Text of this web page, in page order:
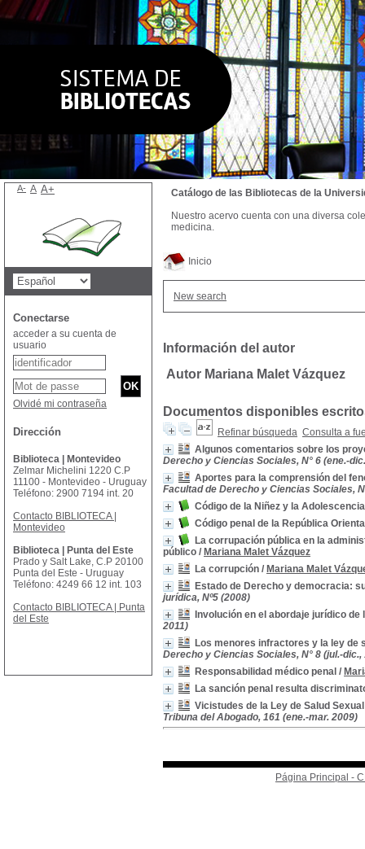
Inicio
New search
Información del autor
Autor Mariana Malet Vázquez
Documentos disponibles
Refinar búsqueda Consulta a
Algunos comentarios sobre los
Derecho y Ciencias Sociales, N° 6 (ene.-
Aportes para la comprensión del
Facultad de Derecho y Ciencias Sociales,
Código de la Niñez y la Adolescencia
Código penal de la República
La corrupación pública en la
público / Mariana Malet Vázquez
La corrupción / Mariana Malet
Estado de Derecho y democracia:
jurídica, Nº5 (2008)
Involución en el abordaje jurídico
2011)
Los menores infractores y la ley de
Derecho y Ciencias Sociales, N° 8 (jul.-dic.,
Responsabilidad médico penal /
La sanción penal resulta
Vicistudes de la Ley de Salud
Tribuna del Abogado, 161 (ene.-mar. 2009)
Página Principal -
Catálogo de las Bibliotecas de la
Nuestro acervo cuenta con una diversa
medicina.
A- A A+
Conectarse
acceder a su cuenta de
usuario
Olvidé mi contraseña
Dirección
Biblioteca | Montevideo
Zelmar Michelini 1220 C.P
11100 - Montevideo - Uruguay
Teléfono: 2900 7194 int. 20
Contacto BIBLIOTECA |
Montevideo
Biblioteca | Punta del Este
Prado y Salt Lake, C.P 20100
Punta del Este - Uruguay
Teléfono: 4249 66 12 int. 103
Contacto BIBLIOTECA | Punta
del Este